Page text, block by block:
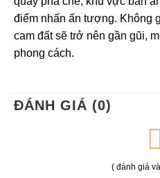
điểm nhấn ấn tượng. Không
cam đất sẽ trở nên gần gũi,
phong cách.
ĐÁNH GIÁ (0)
( đánh giá